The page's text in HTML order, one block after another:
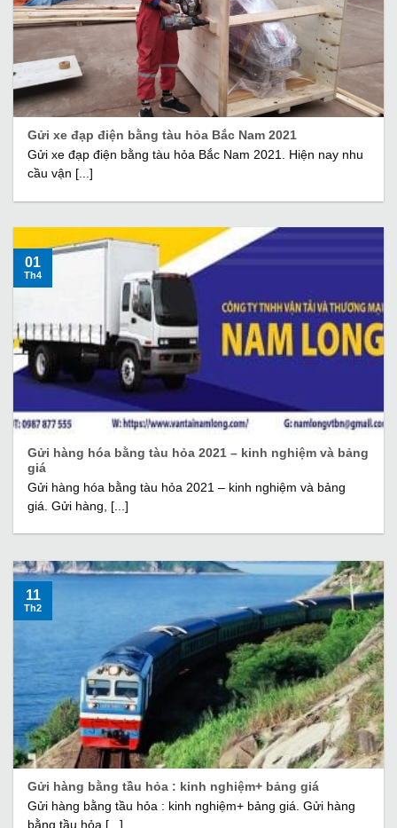
Gửi xe đạp điện bằng tàu hỏa Bắc Nam 2021
Gửi xe đạp điện bằng tàu hỏa Bắc Nam 2021. Hiện nay nhu
cầu vận [...]
Gửi hàng hóa bằng tàu hỏa 2021 – kinh nghiệm và bảng
giá
Gửi hàng hóa bằng tàu hỏa 2021 – kinh nghiệm và bảng
giá. Gửi hàng, [...]
01
Th4
Gửi hàng bằng tầu hỏa : kinh nghiệm+ bảng giá
Gửi hàng bằng tầu hỏa : kinh nghiệm+ bảng giá. Gửi hàng
bằng tầu hỏa [...]
11
Th2